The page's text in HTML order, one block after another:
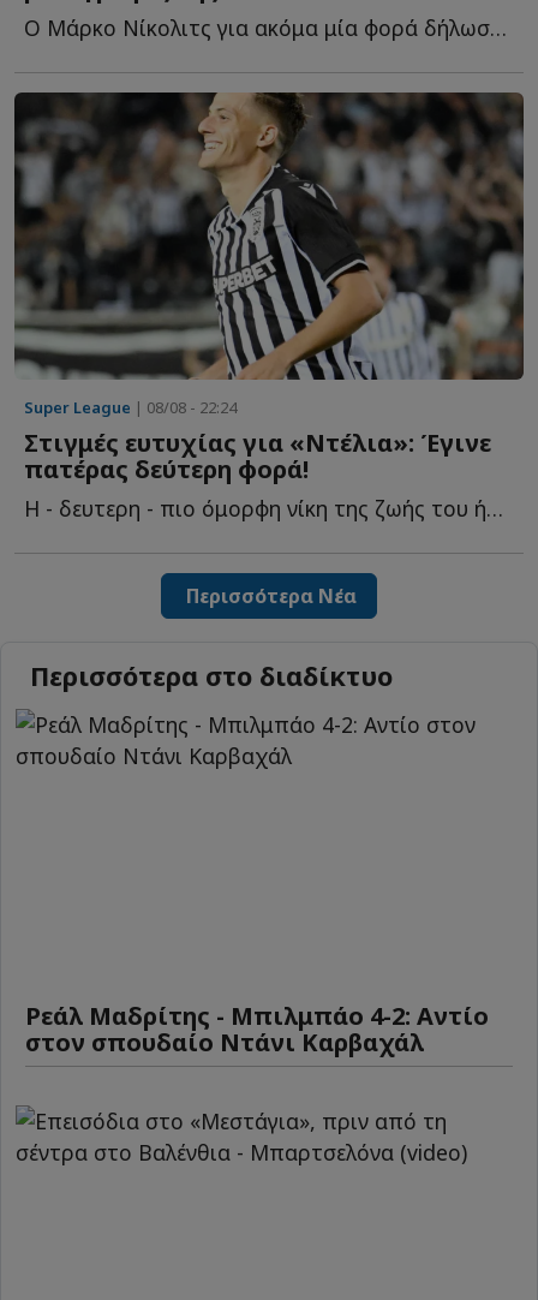
Ο Μάρκο Νίκολιτς για ακόμα μία φορά δήλωσε... θετικός γ...
Super League | 08/08 - 22:24
Στιγμές ευτυχίας για «Ντέλια»: Έγινε
πατέρας δεύτερη φορά!
Η - δευτερη - πιο όμορφη νίκη της ζωής του ήρθε μακριά α...
Περισσότερα Νέα
Περισσότερα στο διαδίκτυο
Ρεάλ Μαδρίτης - Μπιλμπάο 4-2: Αντίο
στον σπουδαίο Ντάνι Καρβαχάλ